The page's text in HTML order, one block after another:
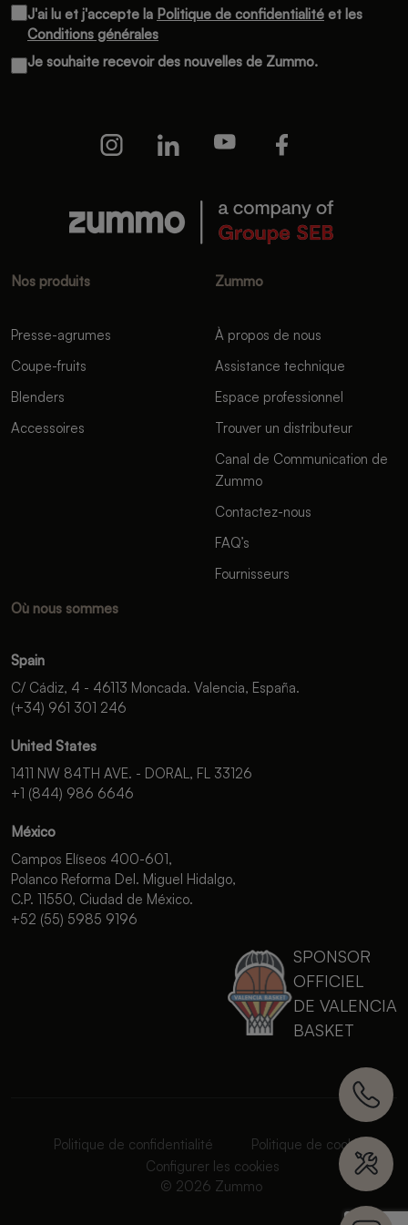
Nos produits
Presse-agrumes
Coupe-fruits
Blenders
Accessoires
Zummo
À propos de nous
Assistance technique
Espace professionnel
Trouver un distributeur
Canal de Communication de
Zummo
Contactez-nous
FAQ’s
Fournisseurs
J'ai lu et j'accepte la Politique de confidentialité et les
Conditions générales
Je souhaite recevoir des nouvelles de Zummo.
Où nous sommes
Spain
C/ Cádiz, 4 - 46113 Moncada. Valencia, España.
(+34) 961 301 246
United States
1411 NW 84TH AVE. - DORAL, FL 33126
+1 (844) 986 6646
México
Campos Elíseos 400-601,
Polanco Reforma Del. Miguel Hidalgo,
C.P. 11550, Ciudad de México.
+52 (55) 5985 9196
SPONSOR
OFFICIEL
DE VALENCIA
BASKET
Politique de confidentialité
Politique de cookies
Configurer les cookies
© 2026 Zummo